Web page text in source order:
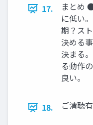
17.
まとめ
に低い
期？ス
決める
決まる
る動作
良い。
18. ご清聴